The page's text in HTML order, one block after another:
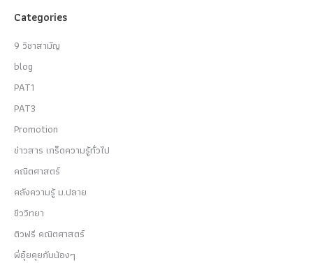
Categories
9 วิชาสามัญ
blog
PAT1
PAT3
Promotion
ข่าวสาร เกร็ดความรู้ทั่วไป
คณิตศาสตร์
คลังความรู้ ม.ปลาย
ชีววิทยา
ติวฟรี คณิตศาสตร์
พี่อุ๋ยคุยกับน้องๆ